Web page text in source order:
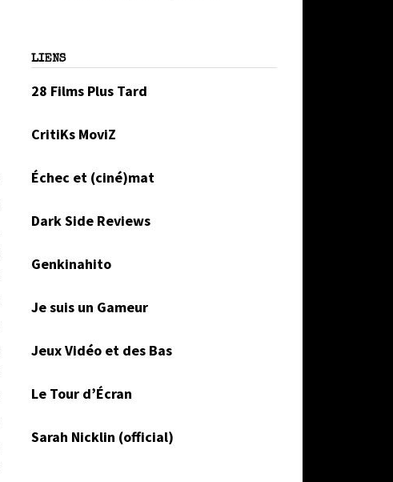
LIENS
28 Films Plus Tard
CritiKs MoviZ
Échec et (ciné)mat
Dark Side Reviews
Genkinahito
Je suis un Gameur
Jeux Vidéo et des Bas
Le Tour d’Écran
Sarah Nicklin (official)